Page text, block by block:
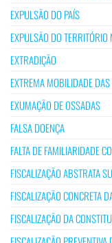
EXPULSÃO DO PAÍS
EXPULSÃO DO TERRITÓRIO
EXTRADIÇÃO
EXTREMA MOBILIDADE
EXUMAÇÃO DE OSSADAS
FALSA DOENÇA
FALTA DE FAMILIARIDADE
FISCALIZAÇÃO ABSTRATA
FISCALIZAÇÃO CONCRETA
FISCALIZAÇÃO DA